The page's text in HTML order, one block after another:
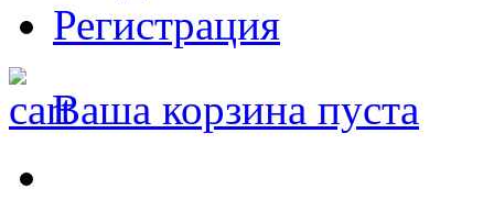
Регистрация
Ваша корзина пуста